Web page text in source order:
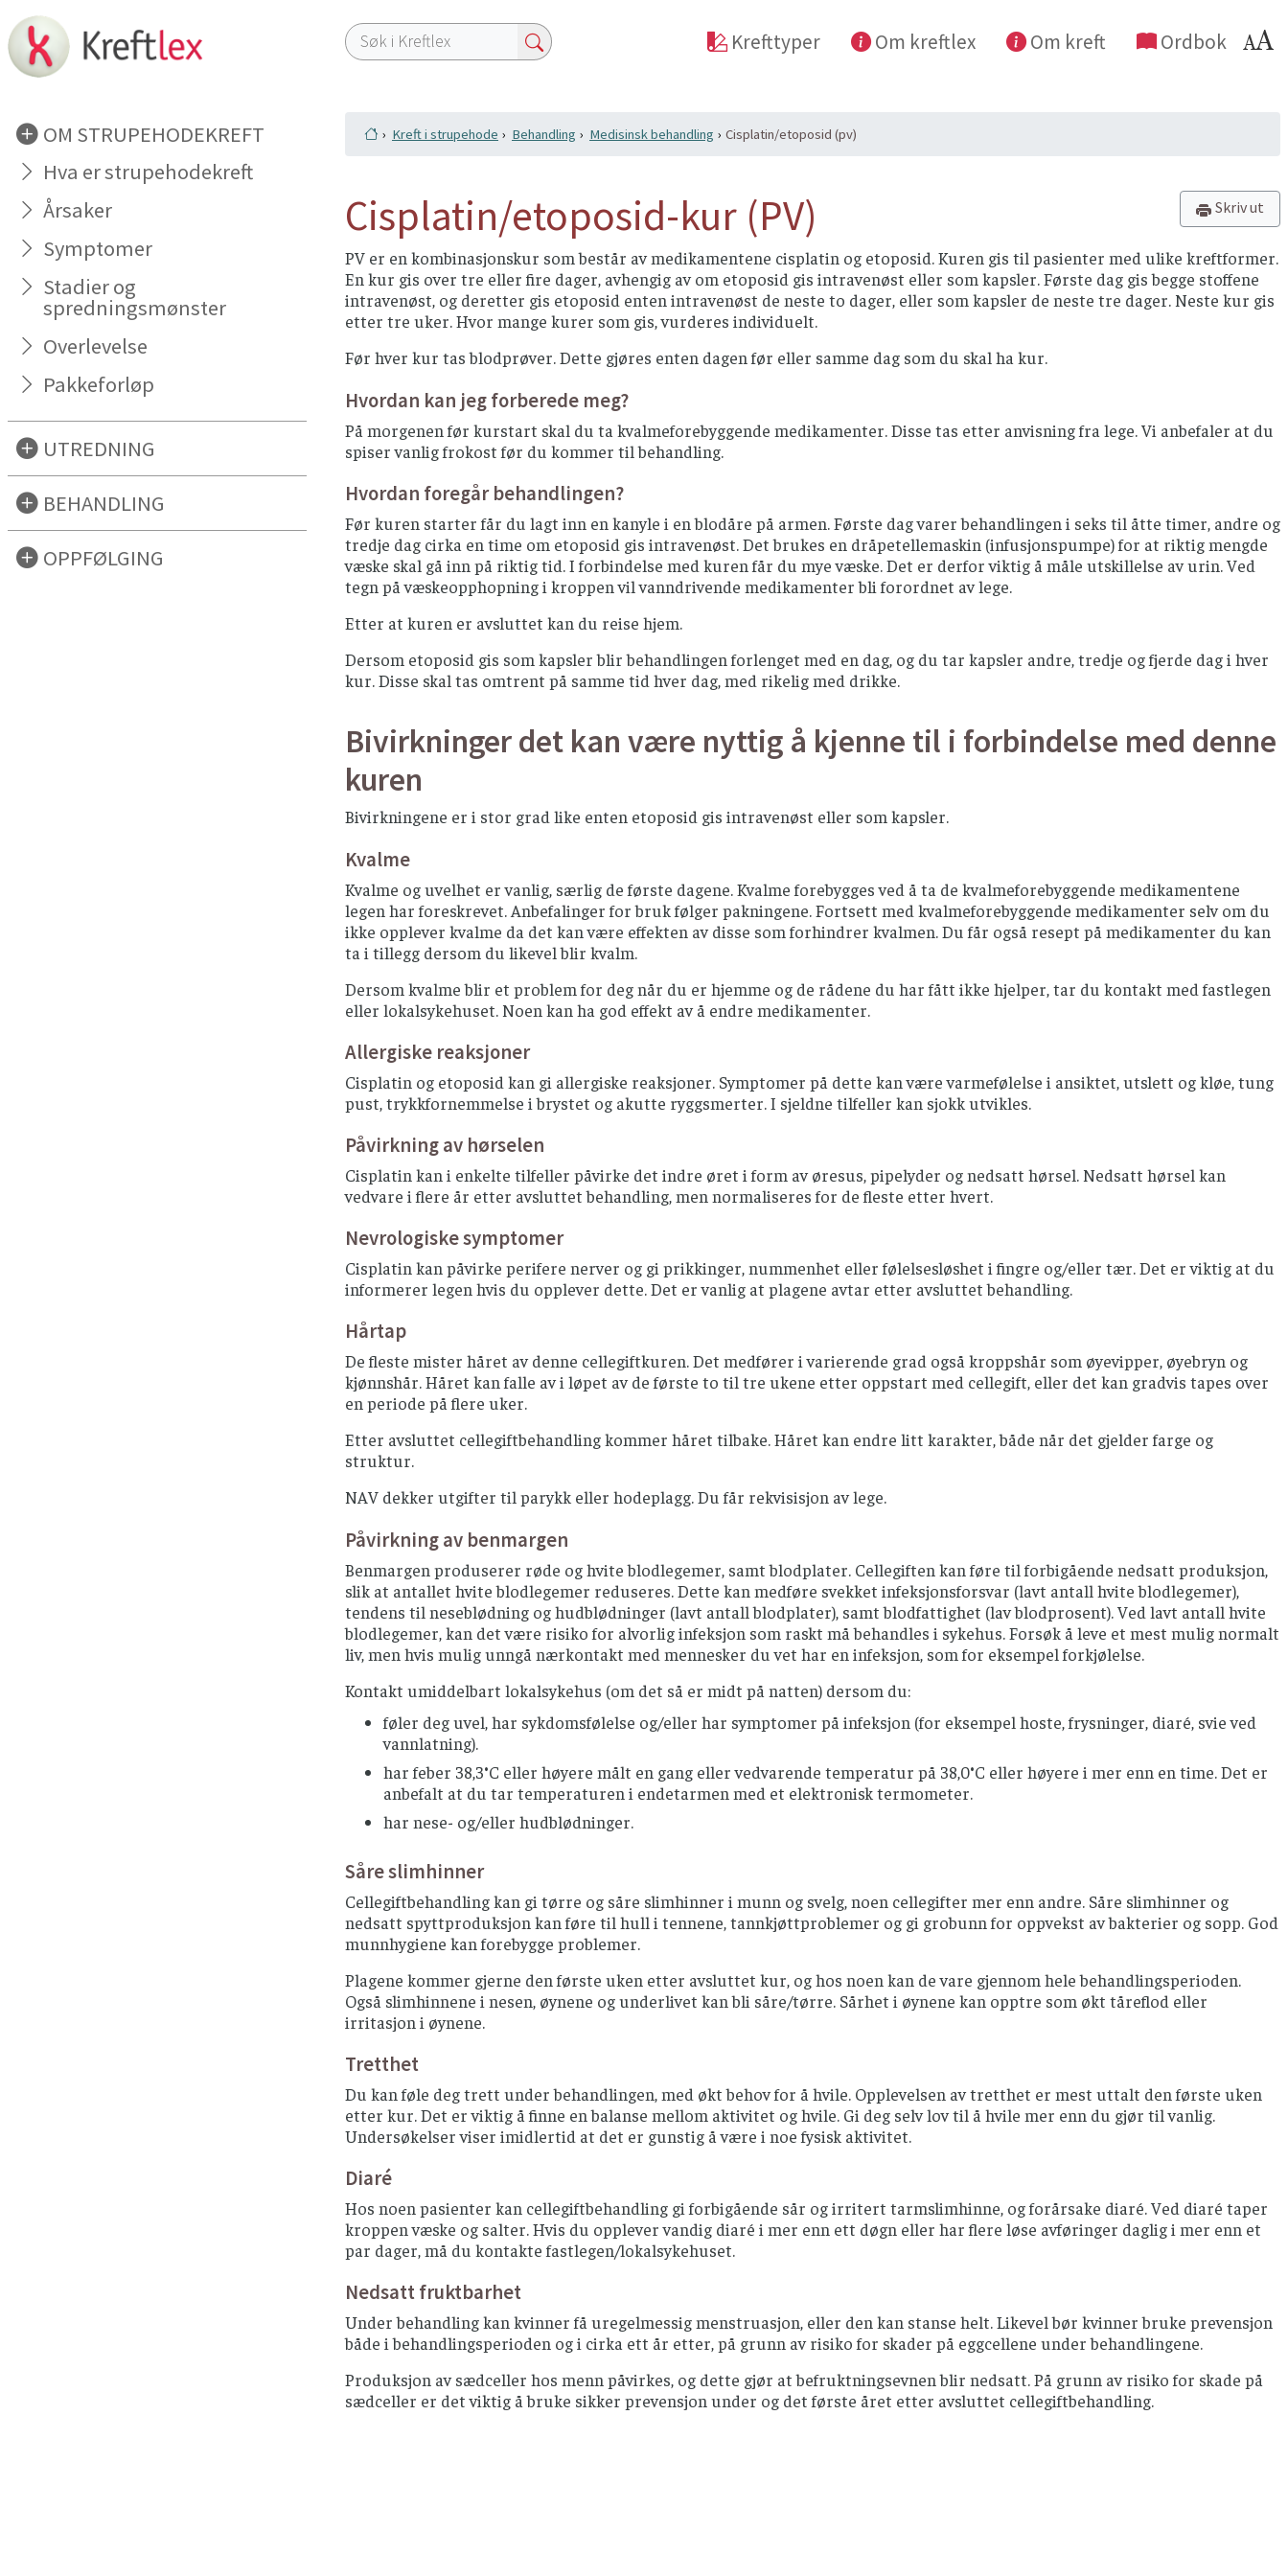
OM STRUPEHODEKREFT
Hva er strupehodekreft
Årsaker
Symptomer
Stadier og
spredningsmønster
Overlevelse
Pakkeforløp
UTREDNING
BEHANDLING
OPPFØLGING
Krefttyper Om kreftlex Om kreft Ordbok
Kreft i strupehode Behandling Medisinsk behandling Cisplatin/etoposid (pv)
Skriv ut
Cisplatin/etoposid-kur (PV)
PV er en kombinasjonskur som består av medikamentene cisplatin og etoposid. Kuren gis til pasienter med ulike kreftformer.
En kur gis over tre eller fire dager, avhengig av om etoposid gis intravenøst eller som kapsler. Første dag gis begge stoffene
intravenøst, og deretter gis etoposid enten intravenøst de neste to dager, eller som kapsler de neste tre dager. Neste kur gis
etter tre uker. Hvor mange kurer som gis, vurderes individuelt.
Før hver kur tas blodprøver. Dette gjøres enten dagen før eller samme dag som du skal ha kur.
Hvordan kan jeg forberede meg?
På morgenen før kurstart skal du ta kvalmeforebyggende medikamenter. Disse tas etter anvisning fra lege. Vi anbefaler at du
spiser vanlig frokost før du kommer til behandling.
Hvordan foregår behandlingen?
Før kuren starter får du lagt inn en kanyle i en blodåre på armen. Første dag varer behandlingen i seks til åtte timer, andre og
tredje dag cirka en time om etoposid gis intravenøst. Det brukes en dråpetellemaskin (infusjonspumpe) for at riktig mengde
væske skal gå inn på riktig tid. I forbindelse med kuren får du mye væske. Det er derfor viktig å måle utskillelse av urin. Ved
tegn på væskeopphopning i kroppen vil vanndrivende medikamenter bli forordnet av lege.
Etter at kuren er avsluttet kan du reise hjem.
Dersom etoposid gis som kapsler blir behandlingen forlenget med en dag, og du tar kapsler andre, tredje og fjerde dag i hver
kur. Disse skal tas omtrent på samme tid hver dag, med rikelig med drikke.
Bivirkninger det kan være nyttig å kjenne til i forbindelse med denne
kuren
Bivirkningene er i stor grad like enten etoposid gis intravenøst eller som kapsler.
Kvalme
Kvalme og uvelhet er vanlig, særlig de første dagene. Kvalme forebygges ved å ta de kvalmeforebyggende medikamentene
legen har foreskrevet. Anbefalinger for bruk følger pakningene. Fortsett med kvalmeforebyggende medikamenter selv om du
ikke opplever kvalme da det kan være effekten av disse som forhindrer kvalmen. Du får også resept på medikamenter du kan
ta i tillegg dersom du likevel blir kvalm.
Dersom kvalme blir et problem for deg når du er hjemme og de rådene du har fått ikke hjelper, tar du kontakt med fastlegen
eller lokalsykehuset. Noen kan ha god effekt av å endre medikamenter.
Allergiske reaksjoner
Cisplatin og etoposid kan gi allergiske reaksjoner. Symptomer på dette kan være varmefølelse i ansiktet, utslett og kløe, tung
pust, trykkfornemmelse i brystet og akutte ryggsmerter. I sjeldne tilfeller kan sjokk utvikles.
Påvirkning av hørselen
Cisplatin kan i enkelte tilfeller påvirke det indre øret i form av øresus, pipelyder og nedsatt hørsel. Nedsatt hørsel kan
vedvare i flere år etter avsluttet behandling, men normaliseres for de fleste etter hvert.
Nevrologiske symptomer
Cisplatin kan påvirke perifere nerver og gi prikkinger, nummenhet eller følelsesløshet i fingre og/eller tær. Det er viktig at du
informerer legen hvis du opplever dette. Det er vanlig at plagene avtar etter avsluttet behandling.
Hårtap
De fleste mister håret av denne cellegiftkuren. Det medfører i varierende grad også kroppshår som øyevipper, øyebryn og
kjønnshår. Håret kan falle av i løpet av de første to til tre ukene etter oppstart med cellegift, eller det kan gradvis tapes over
en periode på flere uker.
Etter avsluttet cellegiftbehandling kommer håret tilbake. Håret kan endre litt karakter, både når det gjelder farge og
struktur.
NAV dekker utgifter til parykk eller hodeplagg. Du får rekvisisjon av lege.
Påvirkning av benmargen
Benmargen produserer røde og hvite blodlegemer, samt blodplater. Cellegiften kan føre til forbigående nedsatt produksjon,
slik at antallet hvite blodlegemer reduseres. Dette kan medføre svekket infeksjonsforsvar (lavt antall hvite blodlegemer),
tendens til neseblødning og hudblødninger (lavt antall blodplater), samt blodfattighet (lav blodprosent). Ved lavt antall hvite
blodlegemer, kan det være risiko for alvorlig infeksjon som raskt må behandles i sykehus. Forsøk å leve et mest mulig normalt
liv, men hvis mulig unngå nærkontakt med mennesker du vet har en infeksjon, som for eksempel forkjølelse.
Kontakt umiddelbart lokalsykehus (om det så er midt på natten) dersom du:
føler deg uvel, har sykdomsfølelse og/eller har symptomer på infeksjon (for eksempel hoste, frysninger, diaré, svie ved
vannlatning).
har feber 38,3°C eller høyere målt en gang eller vedvarende temperatur på 38,0°C eller høyere i mer enn en time. Det er
anbefalt at du tar temperaturen i endetarmen med et elektronisk termometer.
har nese- og/eller hudblødninger.
Såre slimhinner
Cellegiftbehandling kan gi tørre og såre slimhinner i munn og svelg, noen cellegifter mer enn andre. Såre slimhinner og
nedsatt spyttproduksjon kan føre til hull i tennene, tannkjøttproblemer og gi grobunn for oppvekst av bakterier og sopp. God
munnhygiene kan forebygge problemer.
Plagene kommer gjerne den første uken etter avsluttet kur, og hos noen kan de vare gjennom hele behandlingsperioden.
Også slimhinnene i nesen, øynene og underlivet kan bli såre/tørre. Sårhet i øynene kan opptre som økt tåreflod eller
irritasjon i øynene.
Tretthet
Du kan føle deg trett under behandlingen, med økt behov for å hvile. Opplevelsen av tretthet er mest uttalt den første uken
etter kur. Det er viktig å finne en balanse mellom aktivitet og hvile. Gi deg selv lov til å hvile mer enn du gjør til vanlig.
Undersøkelser viser imidlertid at det er gunstig å være i noe fysisk aktivitet.
Diaré
Hos noen pasienter kan cellegiftbehandling gi forbigående sår og irritert tarmslimhinne, og forårsake diaré. Ved diaré taper
kroppen væske og salter. Hvis du opplever vandig diaré i mer enn ett døgn eller har flere løse avføringer daglig i mer enn et
par dager, må du kontakte fastlegen/lokalsykehuset.
Nedsatt fruktbarhet
Under behandling kan kvinner få uregelmessig menstruasjon, eller den kan stanse helt. Likevel bør kvinner bruke prevensjon
både i behandlingsperioden og i cirka ett år etter, på grunn av risiko for skader på eggcellene under behandlingene.
Produksjon av sædceller hos menn påvirkes, og dette gjør at befruktningsevnen blir nedsatt. På grunn av risiko for skade på
sædceller er det viktig å bruke sikker prevensjon under og det første året etter avsluttet cellegiftbehandling.